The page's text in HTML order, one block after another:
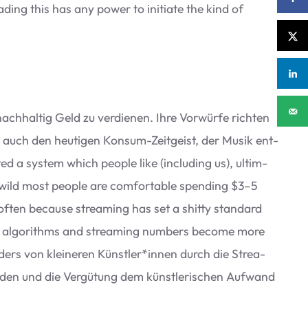
this has any power to initiate the kind of
Geld zu ver­die­nen. Ihre Vor­würfe rich­ten
den heu­ti­gen Kon­sum-Zeit­geist, der Musik ent­
a sys­tem which peo­ple like (inclu­ding us), ulti­m­
most peo­ple are com­for­ta­ble spen­ding $3–5
because strea­ming has set a shitty stan­dard
and strea­ming num­bers become more
von klei­ne­ren Künstler*innen durch die Strea­
und die Ver­gü­tung dem künst­le­ri­schen Auf­wand